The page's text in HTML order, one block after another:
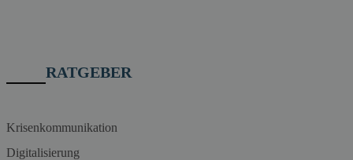
RATGEBER
Krisenkommunikation
Digitalisierung